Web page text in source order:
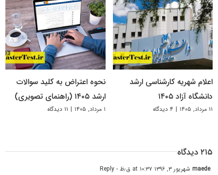
اعلام شهریه کارشناسی ارشد
دانشگاه آزاد ۱۴۰۵
۱۱ مرداد, ۱۴۰۵ | ۴ دیدگاه
نحوه اعتراض به کلید سوالات
ارشد ۱۴۰۵ (راهنمای تصویری)
۱ مرداد, ۱۴۰۵ | ۱۱ دیدگاه
۲۱۵ دیدگاه
maedeشهریور ۳, ۱۳۹۶ at ۱۰:۳۷ ق٫ظ - Reply